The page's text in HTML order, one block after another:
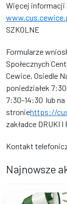
Więcej informacji
SZKOLNE
Formularze
Społecznych
Cewice, Osiedle
poniedziałek
7:30-14:30 lub na
stroniehttps://
zakładce DRUKI I
Kontakt
Najnowsze